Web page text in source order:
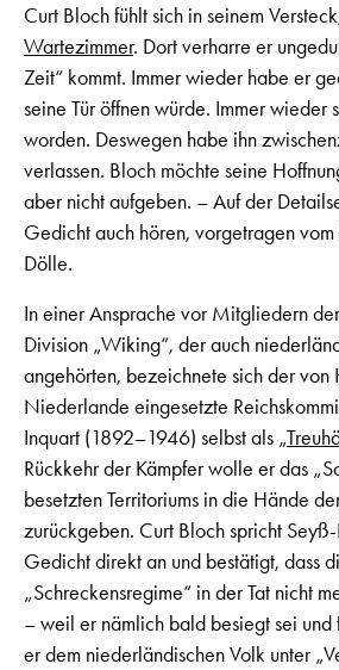
Curt Bloch fühlt sich in seinem
Wartezimmer. Dort verharre er
Zeit“ kommt. Immer wieder habe er
seine Tür öffnen würde. Immer wieder
worden. Deswegen habe ihn
verlassen. Bloch möchte seine
aber nicht aufgeben. – Auf der
Gedicht auch hören, vorgetragen
Dölle.
In einer Ansprache vor Mitgliedern
Division „Wiking“, der auch
angehörten, bezeichnete sich der von
Niederlande eingesetzte
Inquart (1892–1946) selbst als „
Rückkehr der Kämpfer wolle er das
besetzten Territoriums in die Hände
zurückgeben. Curt Bloch spricht
Gedicht direkt an und bestätigt, dass
„Schreckensregime“ in der Tat nicht
– weil er nämlich bald besiegt sei
er dem niederländischen Volk unter